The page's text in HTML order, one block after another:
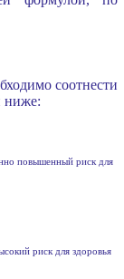
соотнести
ниже:
повышенный риск для
риск для здоровья